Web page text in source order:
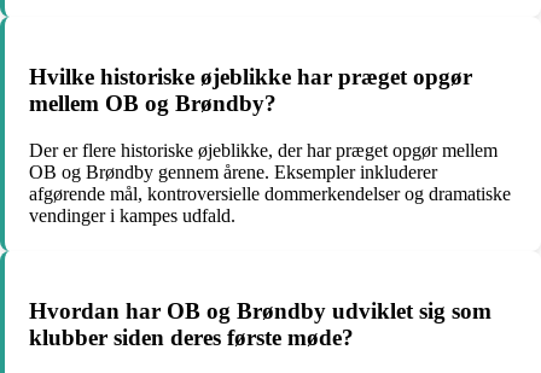
Hvilke historiske øjeblikke har præget opgør
mellem OB og Brøndby?
Der er flere historiske øjeblikke, der har præget opgør mellem
OB og Brøndby gennem årene. Eksempler inkluderer
afgørende mål, kontroversielle dommerkendelser og dramatiske
vendinger i kampes udfald.
Hvordan har OB og Brøndby udviklet sig som
klubber siden deres første møde?